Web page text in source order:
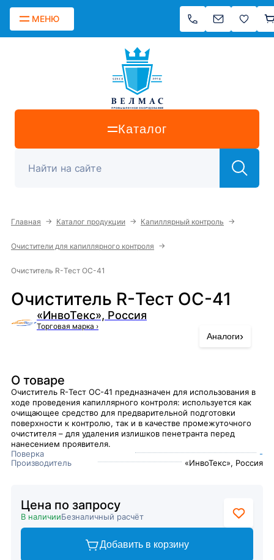
МЕНЮ
Каталог
Главная → Каталог продукции → Капиллярный контроль →
Очистители для капиллярного контроля →
Очиститель R-Тест ОС-41
Очиститель R-Тест ОС-41
«ИнвоТекс», Россия
Торговая марка ›
Аналоги›
О товаре
Очиститель R-Тест ОС-41 предназначен для использования в
ходе проведения капиллярного контроля: используется как
очищающее средство для предварительной подготовки
поверхности к контролю, так и в качестве промежуточного
очистителя – для удаления излишков пенетранта перед
нанесением проявителя.
Поверка
-
Производитель
«ИнвоТекс», Россия
Цена по запросу
В наличииБезналичный расчёт
Добавить в корзину